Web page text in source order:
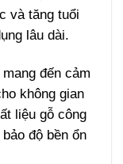
và tăng tuổi
lâu dài.
đến cảm
không gian
liệu gỗ công
độ bền ổn